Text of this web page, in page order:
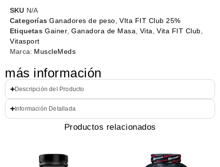
SKU N/A
Categorías Ganadores de peso ,VIta FIT Club 25%
Etiquetas Gainer ,Ganadora de Masa Vita ,Vita FIT Club
Vitasport
Marca: MuscleMeds
más información
Descripción del Producto
Información Detallada
Productos relacionados